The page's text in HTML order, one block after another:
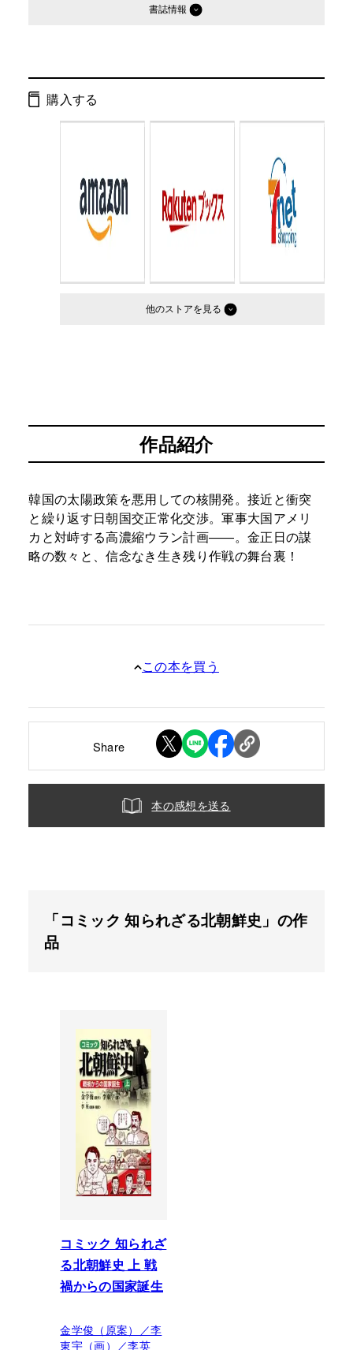
書誌情報
ISBN： 9784344007369
判型：
購入する
他のストア
作品紹介
韓国の太陽政策を悪用しての核開発。接近と衝突
と繰り返す日朝国交正常化交渉。軍事大国アメリ
カと対峙する高濃縮ウラン計画――。金正日の謀
略の数々と、信念なき生き残り作戦の舞台裏！
この本を買う
Share
本の感想を送る
「コミック 知られざる北朝鮮史」の作
品
コミック 知られざ
る北朝鮮史 上 戦
禍からの国家誕生
金学俊（原案）／李
東宇（画）／李英